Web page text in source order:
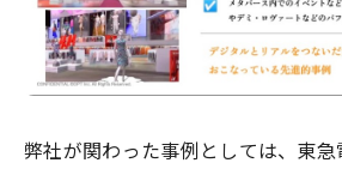
弊社が関わった事例としては、東